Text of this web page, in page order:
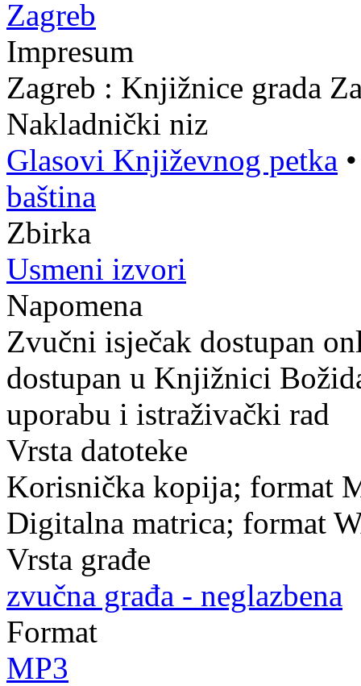
Zagreb
Impresum
Zagreb : Knjižnice grada
Nakladnički niz
Glasovi Književnog petka
baština
Zbirka
Usmeni izvori
Napomena
Zvučni isječak dostupan
dostupan u Knjižnici
uporabu i istraživački rad
Vrsta datoteke
Korisnička kopija; format
Digitalna matrica; format
Vrsta građe
zvučna građa - neglazbena
Format
MP3